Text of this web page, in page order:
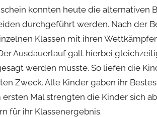
n
n
e
n
k
konnten heute die alternativen
durchgeführt werden. Nach der
Klassen mit ihren
Ausdauerlauf galt hierbei
werden musste. So liefen die
Zweck. Alle Kinder gaben ihr
Mal strengten die Kinder sich
für ihr Klassenergebnis.